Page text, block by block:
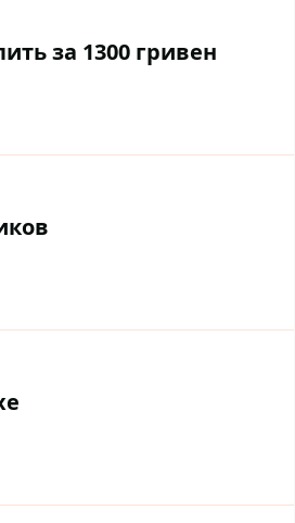
за 1300 гривен